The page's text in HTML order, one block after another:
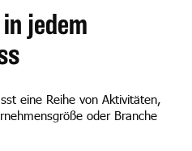
jedem
eine Reihe von Aktivitäten,
oder Branche